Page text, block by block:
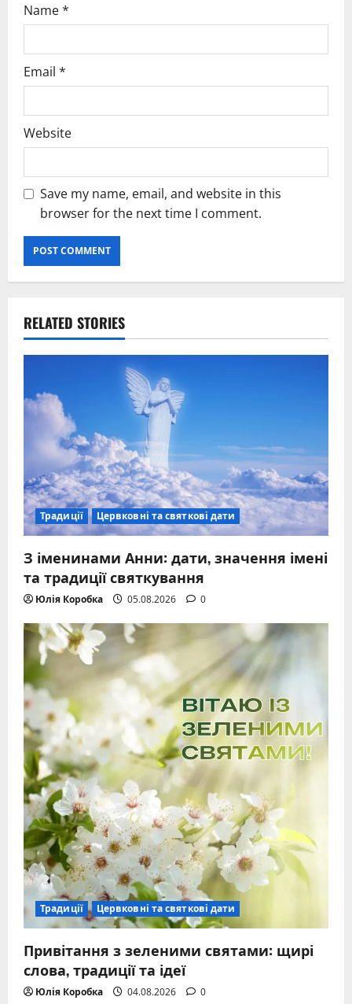
Name*
Email *
Website
Save my name, email, and website in this
browser for the next time I comment.
RELATED STORIES
Традиції Цервковні та святкові дати
З іменинами Анни: дати, значення імені
та традиції святкування
Юлія Коробка 05.08.2026 0
Традиції Цервковні та святкові дати
Привітання з зеленими святами: щирі
слова, традиції та ідеї
Юлія Коробка 04.08.2026 0